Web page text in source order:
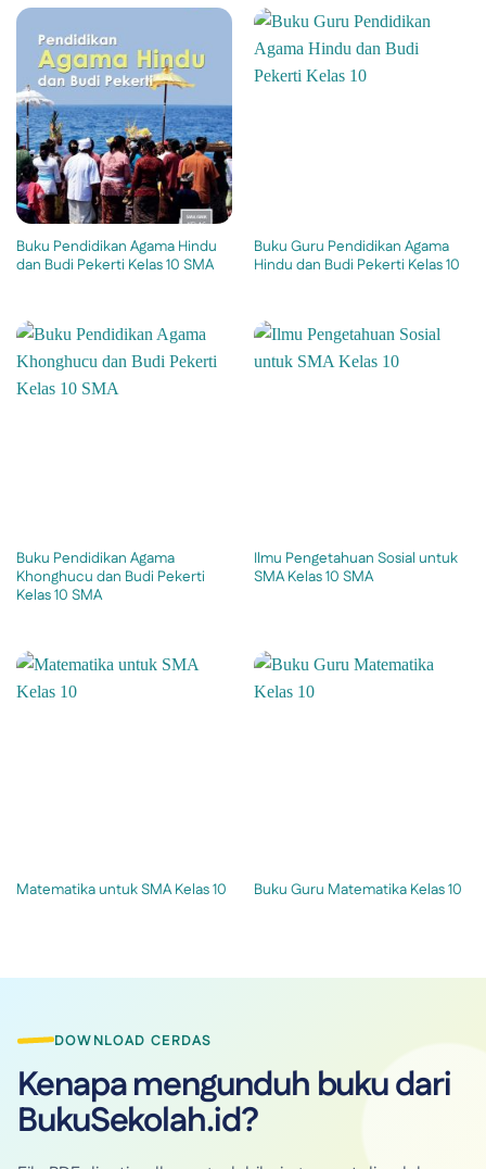
Buku Pendidikan Agama Hindu
dan Budi Pekerti Kelas 10 SMA
Buku Guru Pendidikan Agama
Hindu dan Budi Pekerti Kelas 10
Buku Pendidikan Agama
Khonghucu dan Budi Pekerti
Kelas 10 SMA
Ilmu Pengetahuan Sosial untuk
SMA Kelas 10 SMA
Matematika untuk SMA Kelas 10 Buku Guru Matematika Kelas 10
DOWNLOAD CERDAS
Kenapa mengunduh buku dari
BukuSekolah.id?